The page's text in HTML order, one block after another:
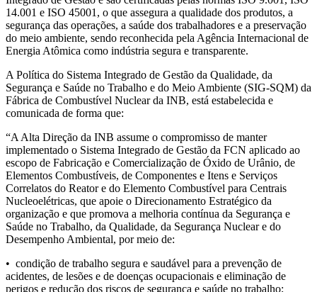
14.001 e ISO 45001, o que assegura a qualidade dos produtos, a
segurança das operações, a saúde dos trabalhadores e a preservação
do meio ambiente, sendo reconhecida pela Agência Internacional de
Energia Atômica como indústria segura e transparente.
A Política do Sistema Integrado de Gestão da Qualidade, da
Segurança e Saúde no Trabalho e do Meio Ambiente (SIG-SQM) da
Fábrica de Combustível Nuclear da INB, está estabelecida e
comunicada de forma que:
“A Alta Direção da INB assume o compromisso de manter
implementado o Sistema Integrado de Gestão da FCN aplicado ao
escopo de Fabricação e Comercialização de Óxido de Urânio, de
Elementos Combustíveis, de Componentes e Itens e Serviços
Correlatos do Reator e do Elemento Combustível para Centrais
Nucleoelétricas, que apoie o Direcionamento Estratégico da
organização e que promova a melhoria contínua da Segurança e
Saúde no Trabalho, da Qualidade, da Segurança Nuclear e do
Desempenho Ambiental, por meio de:
• condição de trabalho segura e saudável para a prevenção de
acidentes, de lesões e de doenças ocupacionais e eliminação de
perigos e redução dos riscos de segurança e saúde no trabalho;